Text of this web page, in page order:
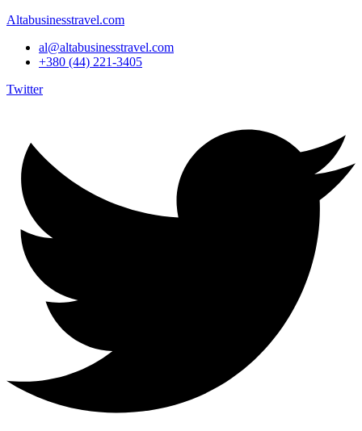
Altabusinesstravel.com
al@altabusinesstravel.com
+380 (44) 221-3405
Twitter